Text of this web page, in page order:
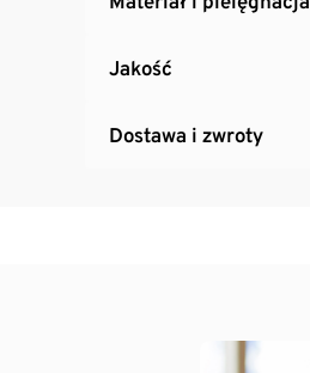
Jakość
Dostawa i zwroty